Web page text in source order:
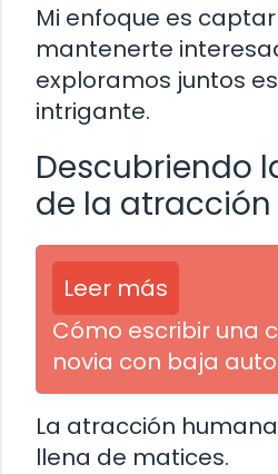
Mi enfoque es
mantenerte
exploramos juntos
intrigante.
Descubriendo
de la atracción
Leer más
Cómo escribir una
novia con baja
La atracción
llena de matices.